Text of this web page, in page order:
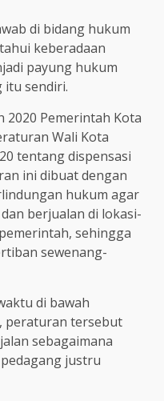
di bidang hukum
keberadaan
payung hukum
itu sendiri.
2020 Pemerintah Kota
Wali Kota
tentang dispensasi
ini dibuat dengan
hukum agar
berjualan di lokasi-
sehingga
sewenang-
di bawah
peraturan tersebut
sebagaimana
justru